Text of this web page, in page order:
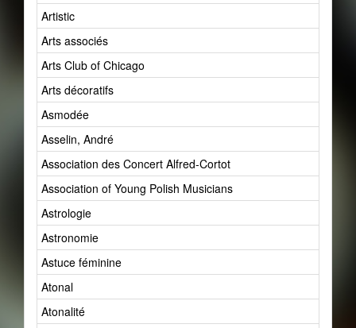
Artistic
Arts associés
Arts Club of Chicago
Arts décoratifs
Asmodée
Asselin, André
Association des Concert Alfred-Cortot
Association of Young Polish Musicians
Astrologie
Astronomie
Astuce féminine
Atonal
Atonalité